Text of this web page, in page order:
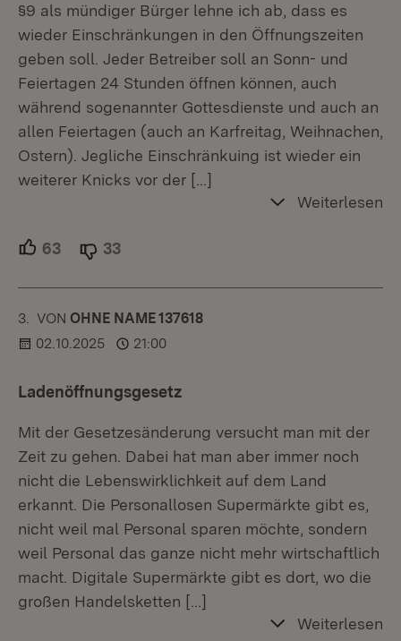
§9 als mündiger Bürger lehne ich ab, dass es
wieder Einschränkungen in den Öffnungszeiten
geben soll. Jeder Betreiber soll an Sonn- und
Feiertagen 24 Stunden öffnen können, auch
während sogenannter Gottesdienste und auch an
allen Feiertagen (auch an Karfreitag, Weihnachen,
Ostern). Jegliche Einschränkuing ist wieder ein
weiterer Knicks vor der […]
Weiterlesen
63 Unterstützer.
33
3. KOMMENTAR
VON :OHNE NAME 137618
02.10.2025
21:00
Ladenöffnungsgesetz
Mit der Gesetzesänderung versucht man mit der
Zeit zu gehen. Dabei hat man aber immer noch
nicht die Lebenswirklichkeit auf dem Land
erkannt. Die Personallosen Supermärkte gibt es,
nicht weil mal Personal sparen möchte, sondern
weil Personal das ganze nicht mehr wirtschaftlich
macht. Digitale Supermärkte gibt es dort, wo die
großen Handelsketten […]
Weiterlesen